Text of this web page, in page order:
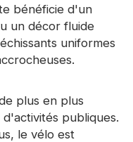
bénéficie d'un
un décor fluide
uniformes
plus en plus
publiques.
le vélo est